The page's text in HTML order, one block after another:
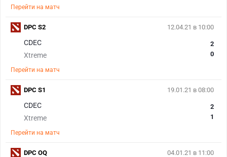
Перейти на матч
12.04.21 в 10:00
CDEC
Xtreme
2
0
Перейти на матч
DPC S2
19.01.21 в 08:00
CDEC
Xtreme
2
1
Перейти на матч
DPC S1
04.01.21 в 11:00
DPC OQ